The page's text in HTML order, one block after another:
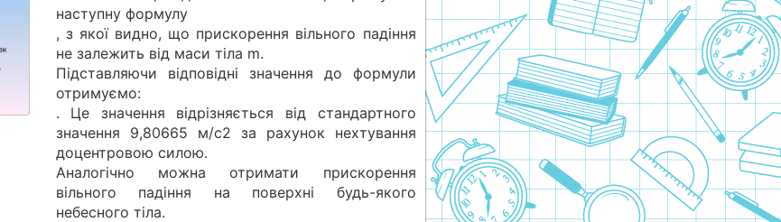
наступну формулу
, з якої видно, що прискорення вільного падіння
не залежить від маси тіла m.
Підставляючи відповідні значення до формули
отримуємо:
. Це значення відрізняється від стандартного
значення 9,80665 м/с2 за рахунок нехтування
доцентровою силою.
Аналогічно можна отримати прискорення
вільного падіння на поверхні будь-якого
небесного тіла.